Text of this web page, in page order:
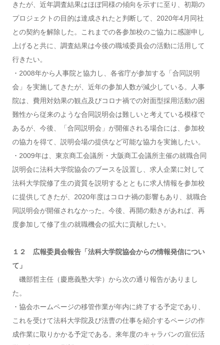
きたが、近年調査結果はほぼ同様の傾向を示すに至り、初期の
プロジェクトの目的は達成されたと判断して、2020年4月同社
との契約を解除した。これまでの各参加校のご協力に感謝申し
上げると共に、調査結果は今後の職域委員会の活動に活用して
行きたい。
・2008年から人事院と協力し、各省庁が参加する「合同説明
会」を実施してきたが、近年の参加人数が減少している。人事
院は、費用対効果の観点及びコロナ禍での対面型採用活動の困
難性から従来のような合同説明会は難しいと考えている模様で
あるが、今後、「合同説明会」が開催される場合には、参加校
の協力を得て、説明会場の提供など可能な協力を実施したい。
・2009年は、東京商工会議所・大阪商工会議所主催の就職合同
説明会に法科大学院協会のブースを設置し、求人企業に対して
法科大学院修了生の資質を説明するとともに求人情報を参加校
に提供してきたが、2020年度はコロナ禍の影響もあり、就職合
同説明会が開催されなかった。今後、再開の動きがあれば、再
度参加して修了生の就職機会の拡大に貢献したい。
１２ 広報委員会報告「法科大学院協会からの情報発信につい
て」
磯部哲主任（慶應義塾大学）から次の通り報告がありまし
た。
・協会ホームページの移管作業が年内に終了する予定であり、
これを受けて法科大学院及び法曹の仕事を紹介するページの作
成作業に取りかかる予定である。来年度のキャラバンの宣伝活